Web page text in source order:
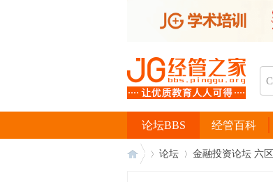
经管百科
论坛BBS
论坛 金融投资论坛 六区